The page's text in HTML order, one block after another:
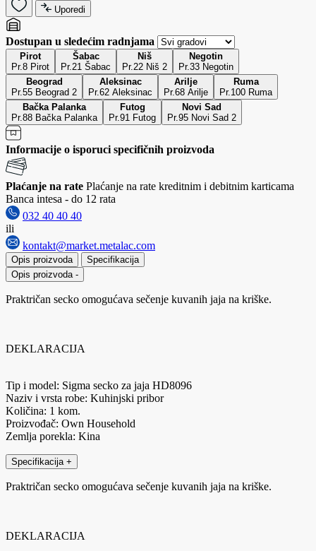
Uporedi
Dostupan u sledećim radnjama
Pirot
Pr.8 Pirot
Šabac
Pr.21 Šabac
Niš
Pr.22 Niš 2
Negotin
Pr.33 Negotin
Beograd
Pr.55 Beograd 2
Aleksinac
Pr.62 Aleksinac
Arilje
Pr.68 Arilje
Ruma
Pr.100 Ruma
Bačka Palanka
Pr.88 Bačka Palanka
Futog
Pr.91 Futog
Novi Sad
Pr.95 Novi Sad 2
Informacije o isporuci specifičnih proizvoda
Plaćanje na rate Plaćanje na rate kreditnim i debitnim karticama
Banca intesa - do 12 rata
032 40 40 40
ili
kontakt@market.metalac.com
Opis proizvoda
Specifikacija
Opis proizvoda -
Praktričan secko omogućava sečenje kuvanih jaja na kriške.
DEKLARACIJA
Tip i model: Sigma secko za jaja HD8096
Naziv i vrsta robe: Kuhinjski pribor
Količina: 1 kom.
Proizvođač: Own Household
Zemlja porekla: Kina
Specifikacija +
Praktričan secko omogućava sečenje kuvanih jaja na kriške.
DEKLARACIJA